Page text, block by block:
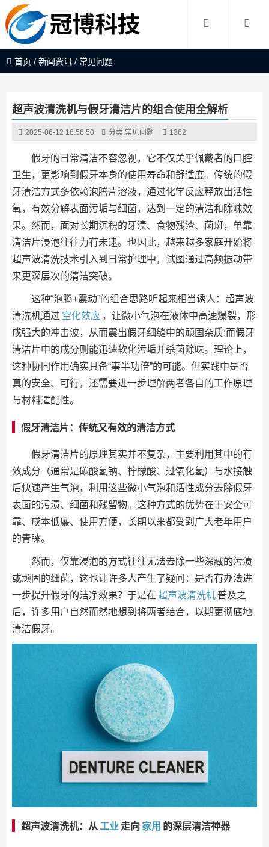
首页 /新闻资讯 / 常见问题
超声波清洗机与假牙清洁片的组合使用全解析
2025-06-12 16:56:50 分类:常见问题 1362
假牙的日常清洁不容忽视，它不仅关乎佩戴者的口腔
卫生，更影响到假牙本身的使用寿命和舒适度。传统的假
牙清洁方式多依赖泡腾片溶液，通过化学反应释放出活性
氧，有效分解表面污垢与细菌，达到一定的清洁和除味效
果。然而，面对长期沉积的牙渍、食物残渣、菌斑，单靠
清洁片浸泡往往力有未逮。也因此，越来越多家庭开始将
超声波清洗技术引入到日常护理中，试图通过高频振动带
来更深层次的清洁突破。
这种“泡腾+震动”的组合思路听起来相当诱人：超声波
清洗机通过 空化效应 ，让微小气泡在液体中高速爆裂，形
成强大的冲击波，从而震出假牙细缝中的顽固杂质;而假牙
清洁片中的成分则能迅速软化污垢并杀菌除味。理论上，
这种协同作用确实具备“事半功倍”的可能。但实践中是否
真的安全、可行，还需要进一步理解两者各自的工作原理
与材料适配性。
假牙清洁片：传统又有效的清洁方式
假牙清洁片的原理其实并不复杂，主要利用其中的有
效成分（通常是碳酸氢钠、柠檬酸、过氧化氢）与水接触
后快速产生气泡，利用这些微小气泡和活性成分去除假牙
表面的污渍、细菌和残留物。这种方式的优势在于安全可
靠、成本低廉、使用方便，长期以来都受到广大老年用户
的青睐。
然而，仅靠浸泡的方式往往无法去除一些深藏的污渍
或顽固的细菌，这也让许多人产生了疑问：是否有办法进
一步提升假牙的洁净效果？于是在 超声波清洗机普及之
后，许多用户自然而然地想到将两者结合，以期更彻底地
清洁假牙。
超声波清洗机：从 工业 走向 家用 的深层清洁神器